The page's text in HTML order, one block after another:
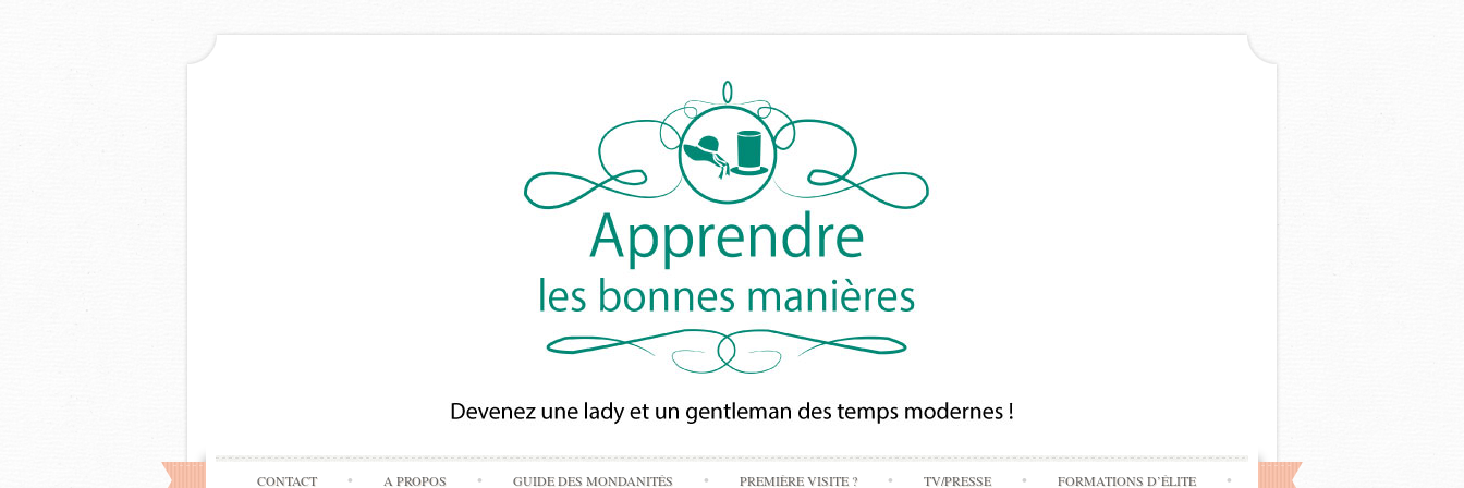
Skip
CONTACT A PROPOS GUIDE DES MONDANITÉS PREMIÈRE VISITE ? TV/PRESSE FORMATIONS D’ÉLITE